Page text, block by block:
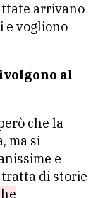
arrivano
e vogliono
al
che la
ma si
e
di storie